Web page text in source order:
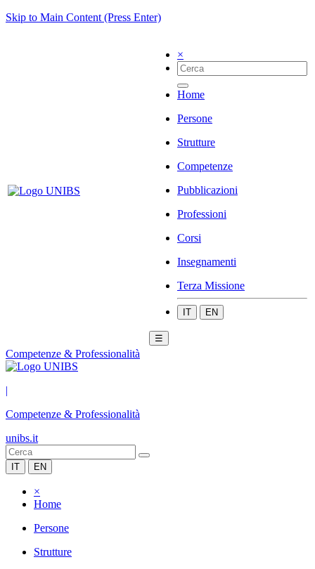
Skip to Main Content (Press Enter)
×
Home
Persone
Strutture
Competenze
Pubblicazioni
Professioni
Corsi
Insegnamenti
Terza Missione
IT EN
☰
Competenze & Professionalità
|
Competenze & Professionalità
unibs.it
IT EN
×
Home
Persone
Strutture